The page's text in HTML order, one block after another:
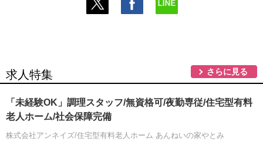
求人特集 さらに見る
「未経験OK」調理スタッフ/無資格可/夜勤専従/住宅型有料
老人ホーム/社会保障完備
株式会社アンネイズ/住宅型有料老人ホーム あんねいの家やとみ